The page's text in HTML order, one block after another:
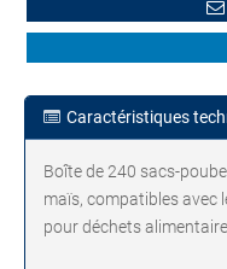
Caractéristiques
Boîte de 240 sacs-
maïs, compatibles avec
pour déchets